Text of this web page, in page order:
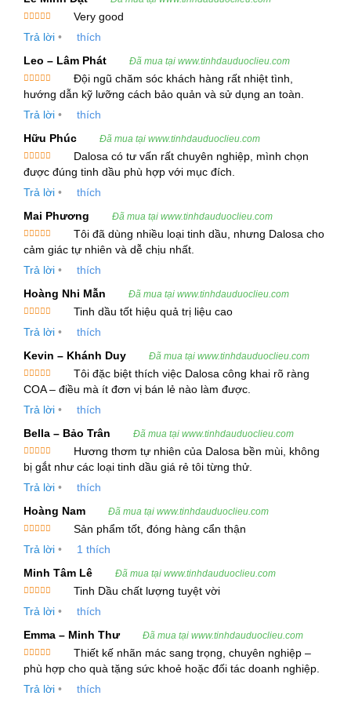
Tên tiếng Việt:Tinh Dầu Tía Tô Tím
Tên tiếng Anh:
Tên thực vật (Botanical source):
frutescens var. crispa, đồng nghĩa:Perilla
macrostachya ,Perilla ocymoides,Perilla
urticifolia , Ocimum frutescens
. Đây là một trong
khoảng 8 loài cây tía tô thuộc họ Hoa môi
(Lamiaceae hay Labiatae), một họ cây giống như
húng. Loài tía tô bản địa mọc từ Ấn Độ đến Đông
Á.
Mô Tả Thực Vật
Cây thảo cao từ 0,5-1m, lá mọc đối, mép khía răng
và có màu tím tía hoặc xanh lục có lông nhám.
Hoa của cây nhỏ, mọc thành xim co ở đầu cành,
có màu trắng hoặc tím. Loài tía tô có giá trị sử
bicolorlaciniatavà tía tô của Triều Tiên hay Nhật
Bản, với hai mặt lá đều xanh, thường được xuất
khẩu. Tinh dầu có mùi thơm đặc trưng của tía tô,
2. Thông Tin Kỹ Thuật Và Cung Ứng
Tiêu Chuẩn Kỹ Thuật
Bộ phận chiết xuất:Lá, thân
Hình thức:Chất lỏng
Màu sắc:
Mùi vị:Mùi đặc trưng của tía tô, cay, thơm
Tỷ trọng ở 20ºC:
Chỉ số khúc xạ ở 20ºC:
hạng
55
Very good
Trả lời •
thích
Leo – Lâm Phát
Đã mua tại www.tinhdauduoclieu.com
Được xếp
hạng 55
Đội ngũ chăm sóc khách hàng rất nhiệt tình,
hướng dẫn kỹ lưỡng cách bảo quản và sử dụng an toàn.
Trả lời •
thích
Hữu Phúc
Đã mua tại www.tinhdauduoclieu.com
Được xếp
hạng55
Dalosa có tư vấn rất chuyên nghiệp, mình chọn
được đúng tinh dầu phù hợp với mục đích.
Trả lời •
thích
Mai Phương
Đã mua tại www.tinhdauduoclieu.com
Được xếp
hạng 55
Tôi đã dùng nhiều loại tinh dầu, nhưng Dalosa cho
cảm giác tự nhiên và dễ chịu nhất.
Trả lời •
thích
Hoàng Nhi Mẫn
Đã mua tại www.tinhdauduoclieu.com
hạng
55
Tinh dầu tốt hiệu quả trị liệu cao
Trả lời •
thích
Kevin – Khánh Duy
Đã mua tại www.tinhdauduoclieu.com
Được xếp
hạng 5
Tôi đặc biệt thích việc Dalosa công khai rõ ràng
COA – điều mà ít đơn vị bán lẻ nào làm được.
Trả lời •
thích
Bella – Bảo Trân
Đã mua tại www.tinhdauduoclieu.com
Được xếp
hạng55
Hương thơm tự nhiên của Dalosa bền mùi, không
bị gắt như các loại tinh dầu giá rẻ tôi từng thử.
Trả lời •
thích
Hoàng Nam
Đã mua tại www.tinhdauduoclieu.com
hạng
55
Sản phẩm tốt, đóng hàng cẩn thận
Trả lời • 1 thích
Minh Tâm Lê
Đã mua tại www.tinhdauduoclieu.com
hạng
55
Tinh Dầu chất lượng tuyệt vời
Trả lời •
thích
Emma – Minh Thư
Đã mua tại www.tinhdauduoclieu.com
Được xếp
hạng 55
Thiết kế nhãn mác sang trọng, chuyên nghiệp –
phù hợp cho quà tặng sức khoẻ hoặc đối tác doanh nghiệp.
Trả lời • thích